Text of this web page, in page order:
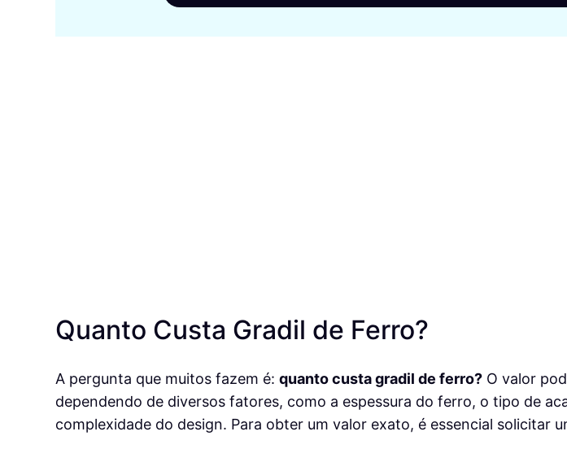
Quanto Custa Gradil de Ferro?
A pergunta que muitos fazem é: quanto custa gradil de ferro?O valor
dependendo de diversos fatores, como a espessura do ferro, o tipo de
complexidade do design. Para obter um valor exato, é essencial solicitar